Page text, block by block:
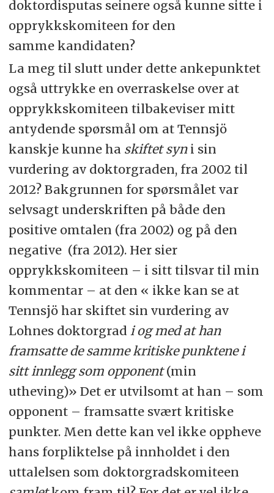
doktordisputas seinere også kunne sitte i
opprykkskomiteen for den
samme kandidaten?
La meg til slutt under dette ankepunktet
også uttrykke en overraskelse over at
opprykkskomiteen tilbakeviser mitt
antydende spørsmål om at Tennsjö
kanskje kunne ha skiftet syn i sin
vurdering av doktorgraden, fra 2002 til
2012? Bakgrunnen for spørsmålet var
selvsagt underskriften på både den
positive omtalen (fra 2002) og på den
negative (fra 2012). Her sier
opprykkskomiteen – i sitt tilsvar til min
kommentar – at den « ikke kan se at
Tennsjö har skiftet sin vurdering av
Lohnes doktorgrad i og med at han
framsatte de samme kritiske punktene i
sitt innlegg som opponent(min
utheving)» Det er utvilsomt at han – som
opponent – framsatte svært kritiske
punkter. Men dette kan vel ikke oppheve
hans forpliktelse på innholdet i den
uttalelsen som doktorgradskomiteen